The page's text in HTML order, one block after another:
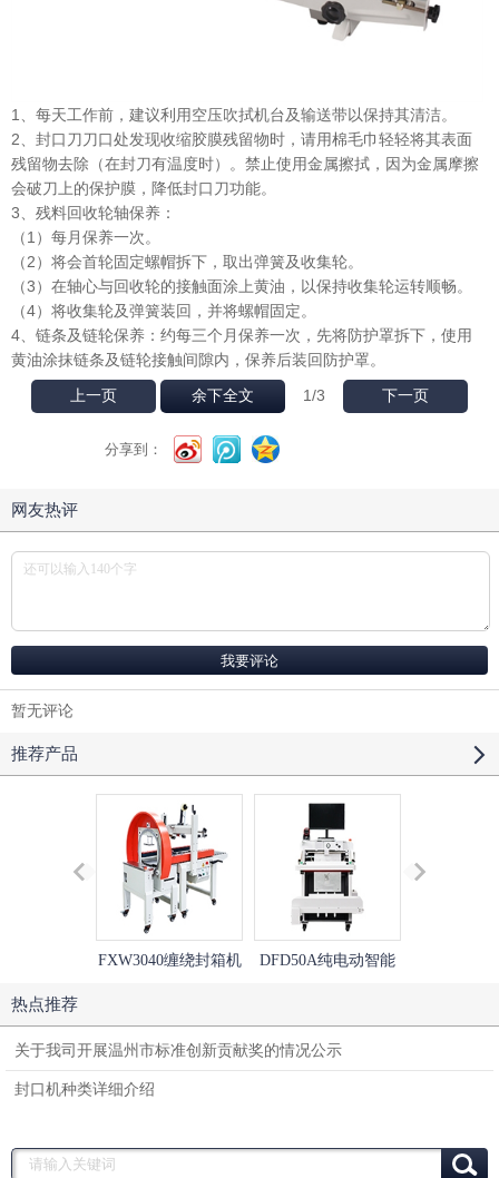
1、每天工作前，建议利用空压吹拭机台及输送带以保持其清洁。
2、封口刀刀口处发现收缩胶膜残留物时，请用棉毛巾轻轻将其表面
残留物去除（在封刀有温度时）。禁止使用金属擦拭，因为金属摩擦
会破刀上的保护膜，降低封口刀功能。
3、残料回收轮轴保养：
（1）每月保养一次。
（2）将会首轮固定螺帽拆下，取出弹簧及收集轮。
（3）在轴心与回收轮的接触面涂上黄油，以保持收集轮运转顺畅。
（4）将收集轮及弹簧装回，并将螺帽固定。
4、链条及链轮保养：约每三个月保养一次，先将防护罩拆下，使用
黄油涂抹链条及链轮接触间隙内，保养后装回防护罩。
上一页 余下全文 1/3 下一页
分享到：
网友热评
暂无评论
推荐产品
FXW3040缠绕封箱机
动胶带封箱机
DFD50A纯电动智能
热点推荐
关于我司开展温州市标准创新贡献奖的情况公示
封口机种类详细介绍